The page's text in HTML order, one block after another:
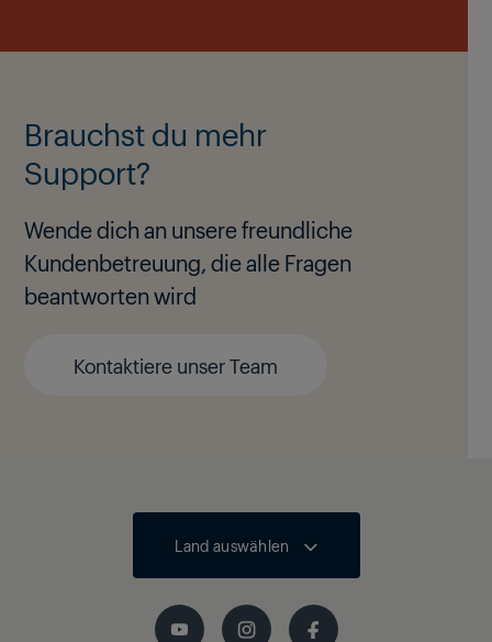
Brauchst du mehr
Support?
Wende dich an unsere freundliche
Kundenbetreuung, die alle Fragen
beantworten wird
Kontaktiere unser Team
Land auswählen